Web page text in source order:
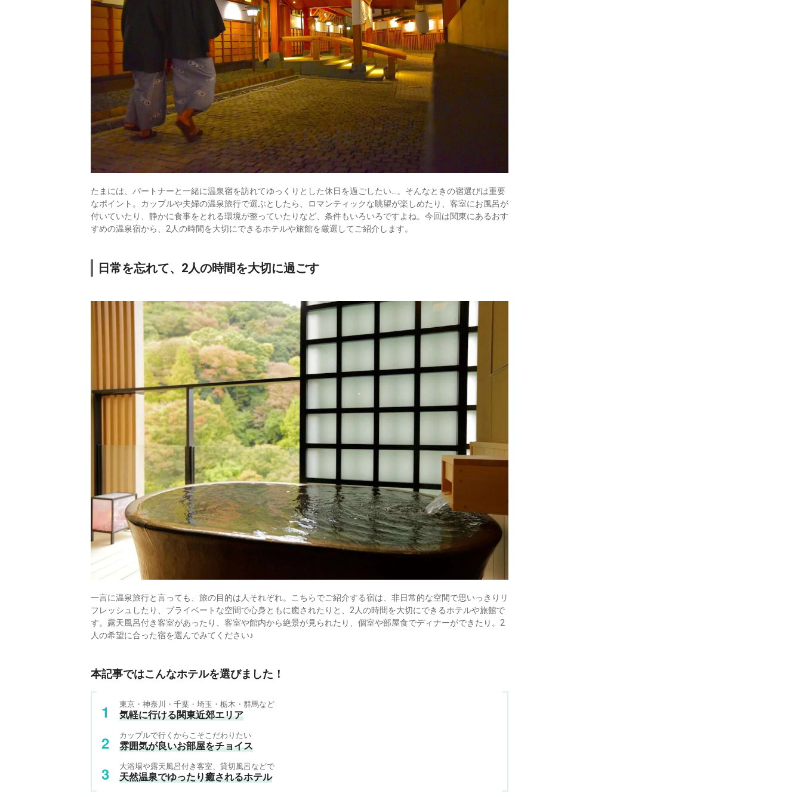
たまには、パートナーと一緒に温泉宿を訪れてゆっくりとした休日を過ごしたい…。そんなときの宿選びは重要
なポイント。カップルや夫婦の温泉旅行で選ぶとしたら、ロマンティックな眺望が楽しめたり、客室にお風呂が
付いていたり、静かに食事をとれる環境が整っていたりなど、条件もいろいろですよね。今回は関東にあるおす
すめの温泉宿から、2人の時間を大切にできるホテルや旅館を厳選してご紹介します。
日常を忘れて、2人の時間を大切に過ごす
一言に温泉旅行と言っても、旅の目的は人それぞれ。こちらでご紹介する宿は、非日常的な空間で思いっきりリ
フレッシュしたり、プライベートな空間で心身ともに癒されたりと、2人の時間を大切にできるホテルや旅館で
す。露天風呂付き客室があったり、客室や館内から絶景が見られたり、個室や部屋食でディナーができたり。2
人の希望に合った宿を選んでみてください♪
本記事ではこんなホテルを選びました！
東京・神奈川・千葉・埼玉・栃木・群馬など
気軽に行ける関東近郊エリア
カップルで行くからこそこだわりたい
雰囲気が良いお部屋をチョイス
大浴場や露天風呂付き客室、貸切風呂などで
天然温泉でゆったり癒されるホテル